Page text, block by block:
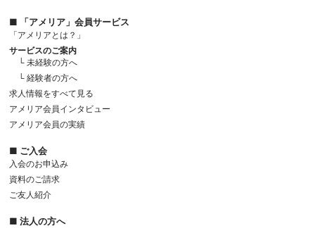
■ 「アメリア」会員サービス
「アメリアとは？」
サービスのご案内
└ 未経験の方へ
└ 経験者の方へ
求人情報をすべて見る
アメリア会員インタビュー
アメリア会員の実績
■ ご入会
入会のお申込み
資料のご請求
ご友人紹介
■ 法人の方へ